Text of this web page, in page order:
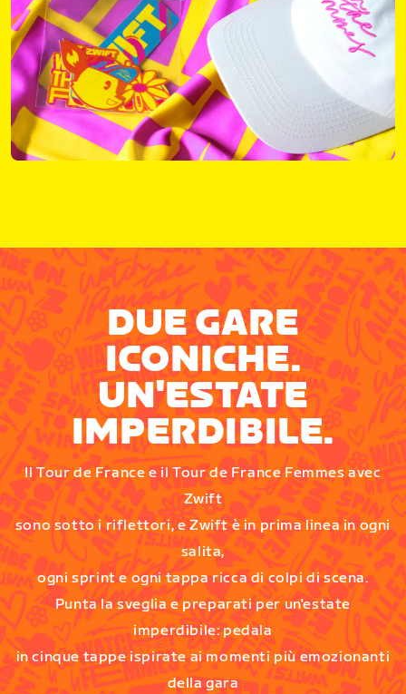
DUE GARE
ICONICHE.
UN'ESTATE
IMPERDIBILE.
Il Tour de France e il Tour de France Femmes avec
Zwift
sono sotto i riflettori, e Zwift è in prima linea in ogni
salita,
ogni sprint e ogni tappa ricca di colpi di scena.
Punta la sveglia e preparati per un'estate
imperdibile: pedala
in cinque tappe ispirate ai momenti più emozionanti
della gara